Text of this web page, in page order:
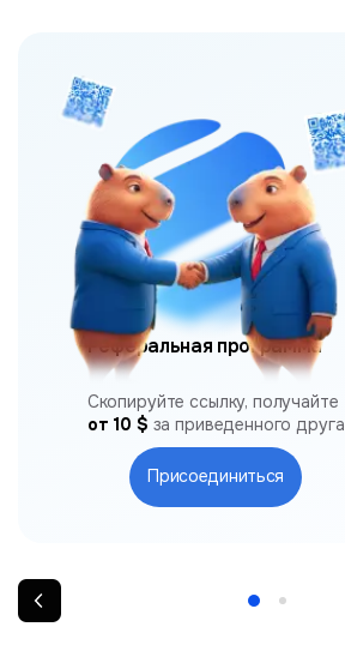
Реферальная программа
Скопируйте ссылку, получайте
от 10 $ за приведенного друга
Присоединиться